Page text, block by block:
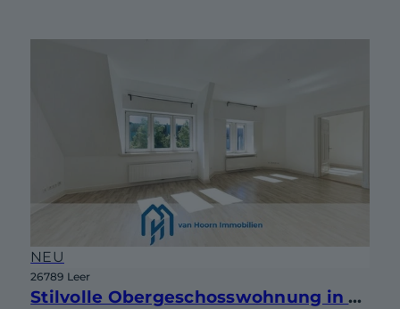
NEU
26789 Leer
Stilvolle Obergeschosswohnung in Jugendstilvilla von 1908